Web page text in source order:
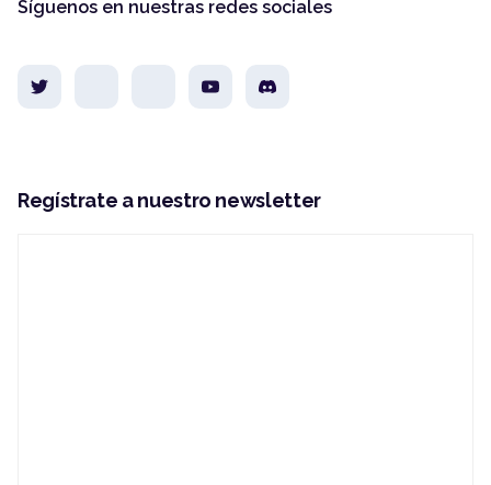
Síguenos en nuestras redes sociales
Regístrate a nuestro newsletter